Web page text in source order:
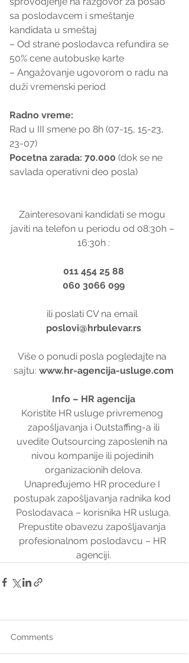
sa poslodavcem i smeštanje
kandidata u smeštaj
– Od strane poslodavca refundira se
50% cene autobuske karte
– Angažovanje ugovorom o radu na
duži vremenski period
Radno vreme:
Rad u III smene po 8h (07-15, 15-23,
23-07)
Pocetna zarada: 70.000 (dok se ne
savlada operativni deo posla)
Zainteresovani kandidati se mogu
javiti na telefon u periodu od 08:30h –
16:30h :
011 454 25 88
060 3066 099
ili poslati CV na email
poslovi@hrbulevar.rs
Više o ponudi posla pogledajte na
sajtu: www.hr-agencija-usluge.com
Info – HR agencija
Koristite HR usluge privremenog
zapošljavanja i Outstaffing-a ili
uvedite Outsourcing zaposlenih na
nivou kompanije ili pojedinih
organizacionih delova.
Unapređujemo HR procedure I
postupak zapošljavanja radnika kod
Poslodavaca – korisnika HR usluga.
Prepustite obavezu zapošljavanja
profesionalnom poslodavcu – HR
agenciji.
Comments